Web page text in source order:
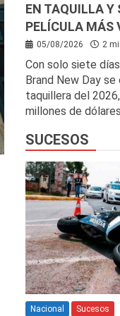
EN TAQUILLA Y
PELÍCULA MÁS
05/08/2026 2
Con solo siete
Brand New Day
taquillera del
millones de dólares
SUCESOS
Nacional Sucesos